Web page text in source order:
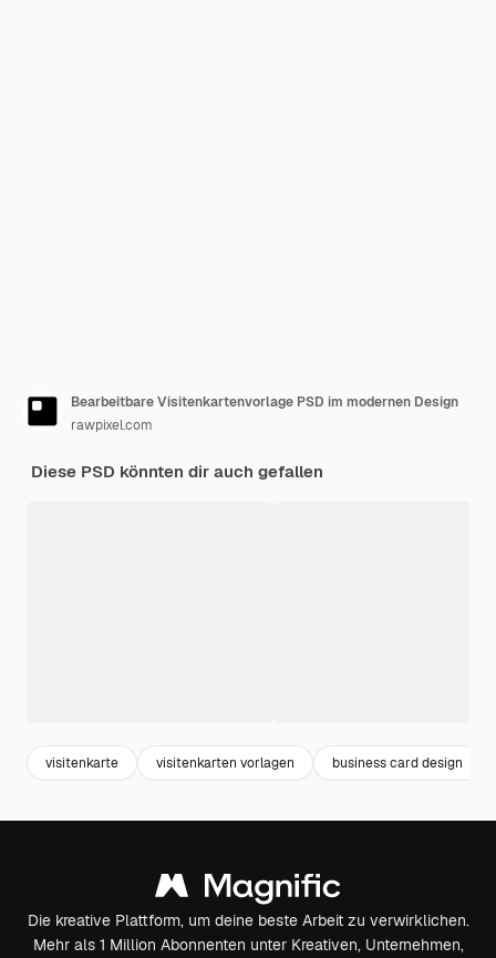
Bearbeitbare Visitenkartenvorlage PSD im modernen Design
rawpixel.com
Diese PSD könnten dir auch gefallen
visitenkarte visitenkarten vorlagen business card design
Die kreative Plattform, um deine beste Arbeit zu verwirklichen.
Mehr als 1 Million Abonnenten unter Kreativen, Unternehmen,